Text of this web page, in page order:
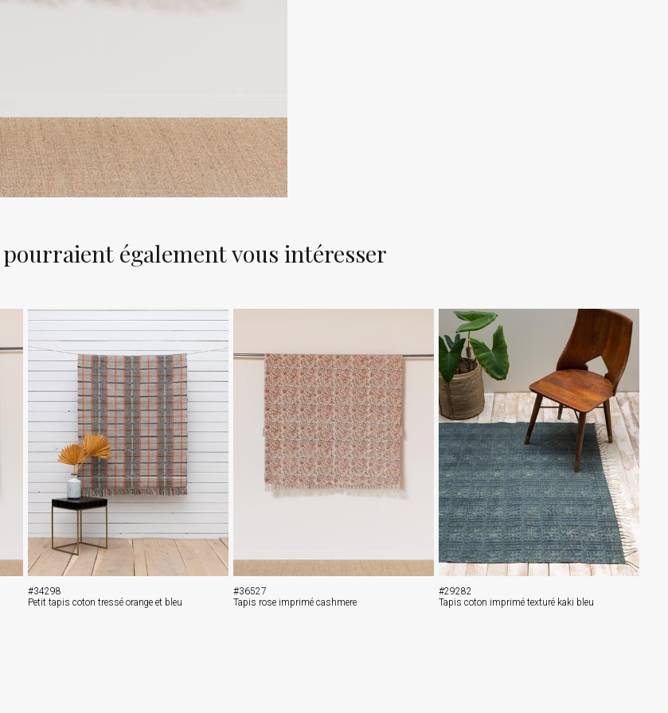
également vous intéresser
#34298
Petit tapis coton tressé orange et bleu
#36527
Tapis rose imprimé cashmere
#29282
Tapis coton imprimé texturé kaki bleu